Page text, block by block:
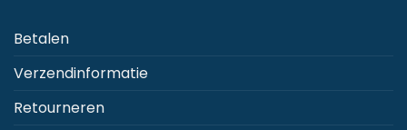
Betalen
Verzendinformatie
Retourneren